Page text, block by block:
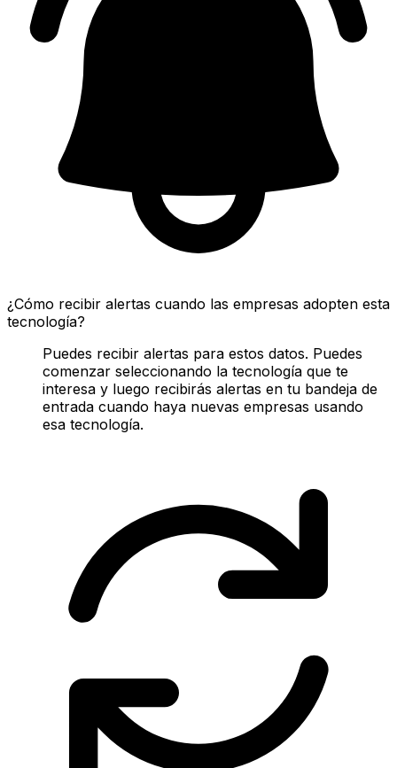
¿Cómo recibir alertas cuando las empresas adopten esta
tecnología?
Puedes recibir alertas para estos datos. Puedes
comenzar seleccionando la tecnología que te
interesa y luego recibirás alertas en tu bandeja de
entrada cuando haya nuevas empresas usando
esa tecnología.